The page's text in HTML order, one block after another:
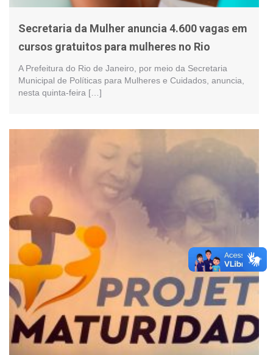
Secretaria da Mulher anuncia 4.600 vagas em
cursos gratuitos para mulheres no Rio
A Prefeitura do Rio de Janeiro, por meio da Secretaria
Municipal de Políticas para Mulheres e Cuidados, anuncia,
nesta quinta-feira […]